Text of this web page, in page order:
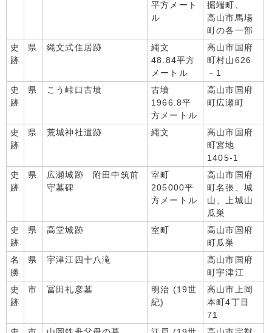
平方メート
ル
掘端町、
高山市馬場
町の各一部
史
跡
県 縄文式住居跡
縄文
48.84平方
メートル
高山市国府
町村山626
－1
史
跡
県 こう峠口古墳
古墳
1966.8平
方メートル
高山市国府
町広瀬町
史
跡
県 荒城神社遺跡 縄文
高山市国府
町宮地
1405-1
史
跡
県
広瀬城跡 附田中筑前
守墓碑
室町
205000平
方メートル
高山市国府
町名張、城
山、上城山
瓜巣
史
跡
県 高堂城跡 室町
高山市国府
町瓜巣
名
勝
県 宇津江四十八滝
高山市国府
町宇津江
史
跡
市 冨田礼彦墓
明治 (19世
紀)
高山市上岡
本町4丁目
71